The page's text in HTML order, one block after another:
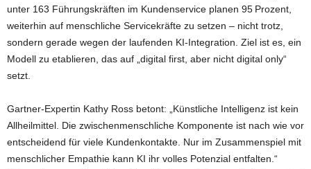
unter 163 Führungskräften im Kundenservice planen 95 Prozent,
weiterhin auf menschliche Servicekräfte zu setzen – nicht trotz,
sondern gerade wegen der laufenden KI-Integration. Ziel ist es, ein
Modell zu etablieren, das auf „digital first, aber nicht digital only“
setzt.
Gartner-Expertin Kathy Ross betont: „Künstliche Intelligenz ist kein
Allheilmittel. Die zwischenmenschliche Komponente ist nach wie vor
entscheidend für viele Kundenkontakte. Nur im Zusammenspiel mit
menschlicher Empathie kann KI ihr volles Potenzial entfalten.“